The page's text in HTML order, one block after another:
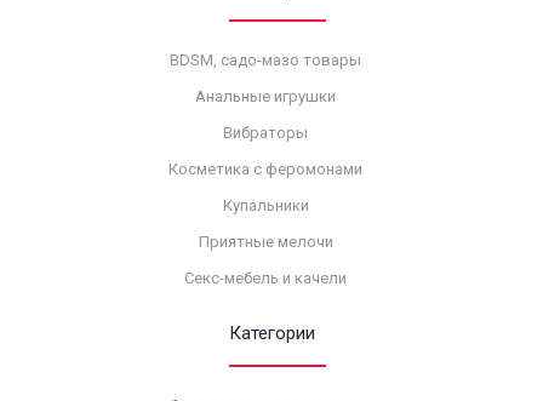
BDSM, садо-мазо товары
Анальные игрушки
Вибраторы
Косметика с феромонами
Купальники
Приятные мелочи
Секс-мебель и качели
Категории